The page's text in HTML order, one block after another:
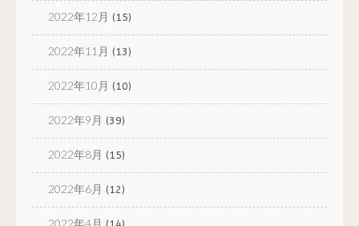
2022年12月 (15)
2022年11月 (13)
2022年10月 (10)
2022年9月 (39)
2022年8月 (15)
2022年6月 (12)